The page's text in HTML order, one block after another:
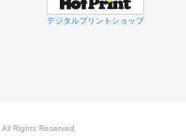
デジタルプリントショップ
Rights Reserved.